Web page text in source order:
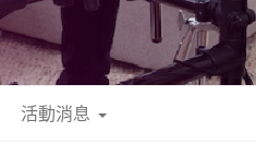
活動消息